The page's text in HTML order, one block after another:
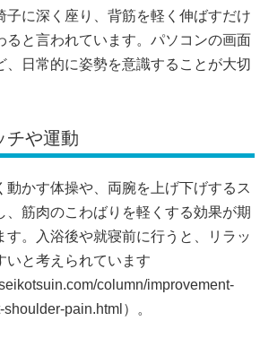
子に深く座り、背筋を軽く伸ばすだけ
ると言われています。パソコンの画面
、日常的に姿勢を意識することが大切
チや運動
動かす体操や、両腕を上げ下げするス
、筋肉のこわばりを軽くする効果が期
す。入浴後や就寝前に行うと、リラッ
いと考えられています
column/improvement-
pain.html）。